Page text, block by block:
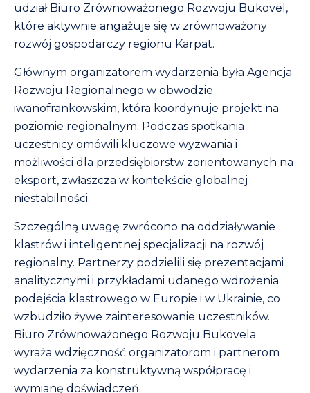
udział Biuro Zrównoważonego Rozwoju Bukovel,
które aktywnie angażuje się w zrównoważony
rozwój gospodarczy regionu Karpat.
Głównym organizatorem wydarzenia była Agencja
Rozwoju Regionalnego w obwodzie
iwanofrankowskim, która koordynuje projekt na
poziomie regionalnym. Podczas spotkania
uczestnicy omówili kluczowe wyzwania i
możliwości dla przedsiębiorstw zorientowanych na
eksport, zwłaszcza w kontekście globalnej
niestabilności.
Szczególną uwagę zwrócono na oddziaływanie
klastrów i inteligentnej specjalizacji na rozwój
regionalny. Partnerzy podzielili się prezentacjami
analitycznymi i przykładami udanego wdrożenia
podejścia klastrowego w Europie i w Ukrainie, co
wzbudziło żywe zainteresowanie uczestników.
Biuro Zrównoważonego Rozwoju Bukovela
wyraża wdzięczność organizatorom i partnerom
wydarzenia za konstruktywną współpracę i
wymianę doświadczeń.